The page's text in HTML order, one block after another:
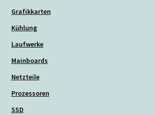
Grafikkarten
Kühlung
Laufwerke
Mainboards
Netzteile
Prozessoren
SSD